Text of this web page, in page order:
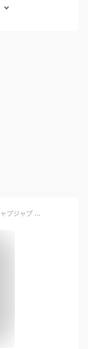
スリッパ 洗える 携帯袋付き 洗って絞れる ジャブジャブ 洗濯機で洗える レディース メンズ (ok-jj0941) 入学式 卒業式 授業参観 旅行 キ